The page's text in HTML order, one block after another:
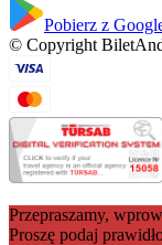
Pobierz z
© Copyright
Przepraszamy,
Proszę podaj